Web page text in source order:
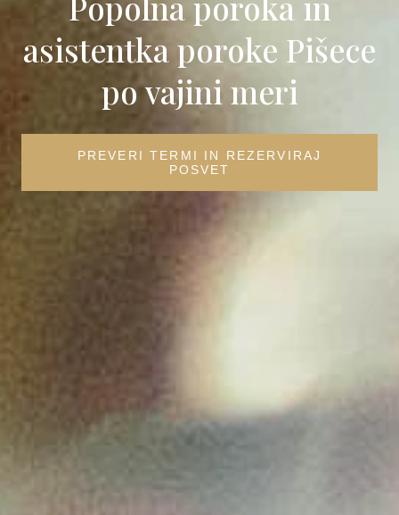
asistentka poroke Pišece
po vajini meri
PREVERI TERMI IN REZERVIRAJ
POSVET